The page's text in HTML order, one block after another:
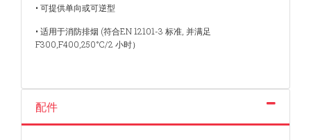
• 可提供单向或可逆型
• 适用于消防排烟 (符合EN 12101-3 标准, 并满足
F300,F400,250°C/2 小时）
配件